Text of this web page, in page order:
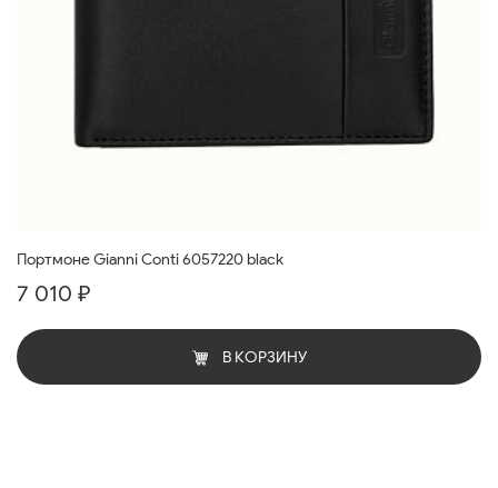
Портмоне Gianni Conti 6057220 black
7 010 ₽
В КОРЗИНУ